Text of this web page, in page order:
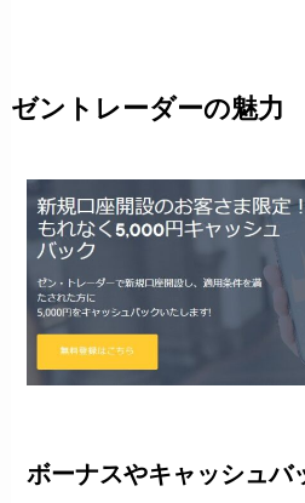
ゼントレーダーの魅力
ボーナスやキャッシュバ